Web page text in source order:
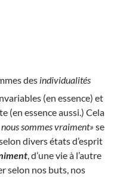
des individualités
(en essence) et
(en essence aussi.) Cela
nous sommes vraiment» se
divers états d’esprit
, d’une vie à l’autre
selon nos buts, nos